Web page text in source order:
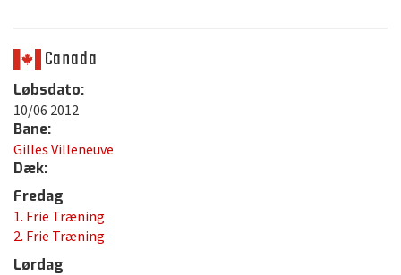
Canada
Løbsdato:
10/06 2012
Bane:
Gilles Villeneuve
Dæk:
Fredag
1. Frie Træning
2. Frie Træning
Lørdag